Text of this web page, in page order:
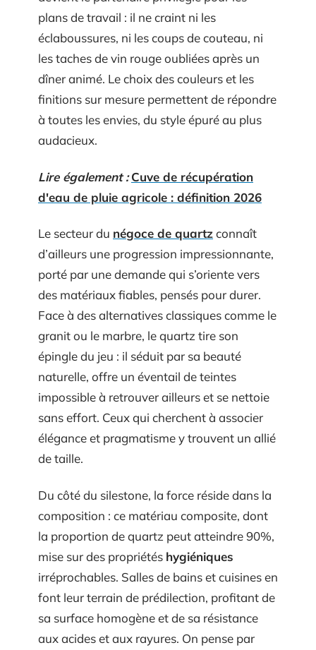
plans de travail : il ne craint ni les
éclaboussures, ni les coups de couteau, ni
les taches de vin rouge oubliées après un
dîner animé. Le choix des couleurs et les
finitions sur mesure permettent de répondre
à toutes les envies, du style épuré au plus
audacieux.
Lire également : Cuve de récupération
d'eau de pluie agricole : définition 2026
Le secteur du négoce de quartzconnaît
d’ailleurs une progression impressionnante,
porté par une demande qui s’oriente vers
des matériaux fiables, pensés pour durer.
Face à des alternatives classiques comme le
granit ou le marbre, le quartz tire son
épingle du jeu : il séduit par sa beauté
naturelle, offre un éventail de teintes
impossible à retrouver ailleurs et se nettoie
sans effort. Ceux qui cherchent à associer
élégance et pragmatisme y trouvent un allié
de taille.
Du côté du silestone, la force réside dans la
composition : ce matériau composite, dont
la proportion de quartz peut atteindre 90%,
mise sur des propriétés hygiéniques
irréprochables. Salles de bains et cuisines en
font leur terrain de prédilection, profitant de
sa surface homogène et de sa résistance
aux acides et aux rayures. On pense par